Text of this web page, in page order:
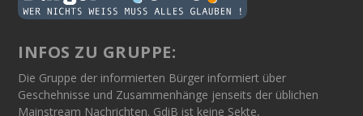
INFOS ZU GRUPPE:
Die Gruppe der informierten Bürger informiert über
Geschehnisse und Zusammenhänge jenseits der üblichen
Mainstream Nachrichten. GdiB ist keine Sekte,